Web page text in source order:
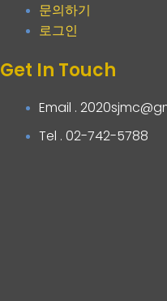
문의하기
로그인
Get In Touch
Email .
Tel . 02-742-5788